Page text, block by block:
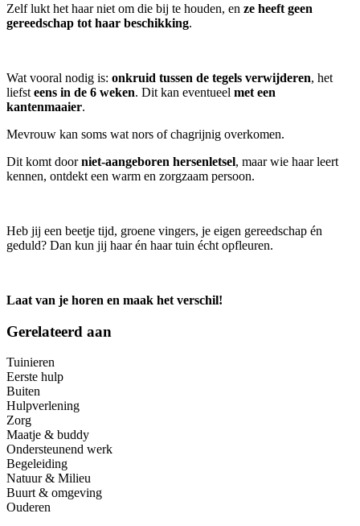
Zelf lukt het haar niet om die bij te houden, en ze heeft geen
gereedschap tot haar beschikking.
Wat vooral nodig is: onkruid tussen de tegels verwijderen, het
liefst eens in de 6 weken. Dit kan eventueel met een
kantenmaaier.
Mevrouw kan soms wat nors of chagrijnig overkomen.
Dit komt doorniet-aangeboren hersenletsel, maar wie haar leert
kennen, ontdekt een warm en zorgzaam persoon.
Heb jij een beetje tijd, groene vingers, je eigen gereedschap én
geduld? Dan kun jij haar én haar tuin écht opfleuren.
Laat van je horen en maak het verschil!
Gerelateerd aan
Tuinieren
Eerste hulp
Buiten
Hulpverlening
Zorg
Maatje & buddy
Ondersteunend werk
Begeleiding
Natuur & Milieu
Buurt & omgeving
Ouderen